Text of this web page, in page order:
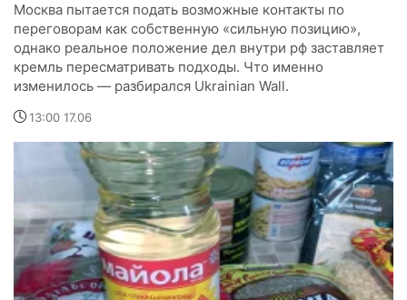
Москва пытается подать возможные контакты по
переговорам как собственную «сильную позицию»,
однако реальное положение дел внутри рф заставляет
кремль пересматривать подходы. Что именно
изменилось — разбирался Ukrainian Wall.
13:00 17.06